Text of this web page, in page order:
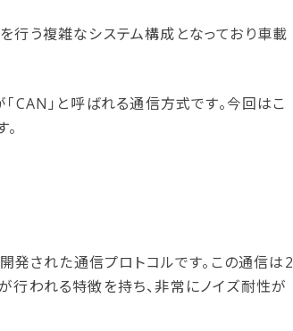
行う複雑なシステム構成となっており車載
CAN」と呼ばれる通信方式です。今回はこ
された通信プロトコルです。この通信は2
行われる特徴を持ち、非常にノイズ耐性が